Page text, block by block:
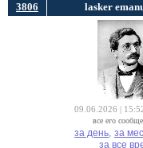
3806 lasker
09.06.2026 |
все его
за день, за
за все